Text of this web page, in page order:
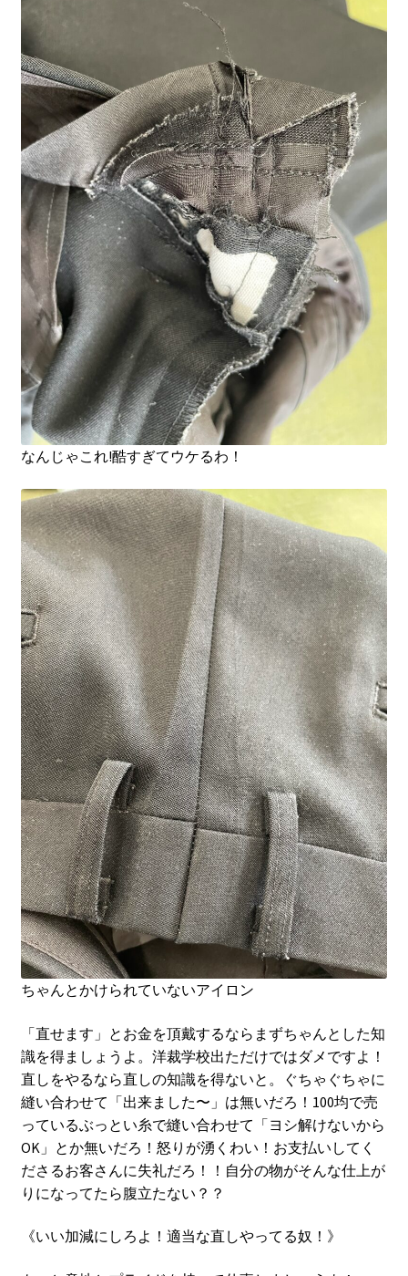
なんじゃこれ!酷すぎてウケるわ！
ちゃんとかけられていないアイロン
「直せます」とお金を頂戴するならまずちゃんとした知
識を得ましょうよ。洋裁学校出ただけではダメですよ！
直しをやるなら直しの知識を得ないと。ぐちゃぐちゃに
縫い合わせて「出来ました〜」は無いだろ！100均で売
っているぶっとい糸で縫い合わせて「ヨシ解けないから
OK」とか無いだろ！怒りが湧くわい！お支払いしてく
ださるお客さんに失礼だろ！！自分の物がそんな仕上が
りになってたら腹立たない？？
《いい加減にしろよ！適当な直しやってる奴！》